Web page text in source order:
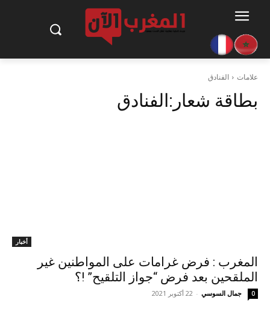
علامات الفنادق
بطاقة شعار:الفنادق
أخبار
المغرب : فرض غرامات على المواطنين غير
الملقحين بعد فرض “جواز التلقيح” !؟
جمال السوسي - 22 أكتوبر 2021 0